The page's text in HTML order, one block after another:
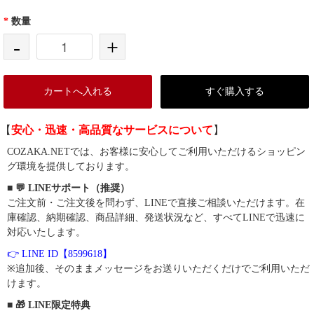
* 数量
- +
カートへ入れる すぐ購入する
【安心・迅速・高品質なサービスについて 】
COZAKA.NETでは、お客様に安心してご利用いただけるショッピン
グ環境を提供しております。
■ 💬 LINEサポート（推奨）
ご注文前・ご注文後を問わず、LINEで直接ご相談いただけます。在
庫確認、納期確認、商品詳細、発送状況など、すべてLINEで迅速に
対応いたします。
👉 LINE ID【8599618】
※追加後、そのままメッセージをお送りいただくだけでご利用いただ
けます。
■ 🎁 LINE限定特典